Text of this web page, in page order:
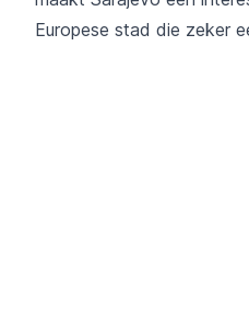
Europese stad die zeker